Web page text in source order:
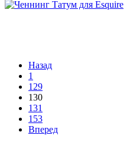
Назад
1
129
130
131
153
Вперед